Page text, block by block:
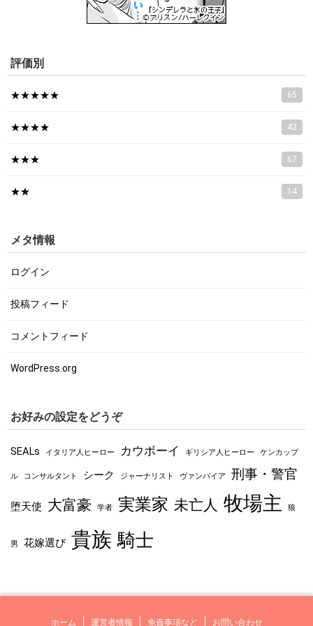
評価別
★★★★★ 65
★★★★ 42
★★★ 67
★★ 14
メタ情報
ログイン
投稿フィード
コメントフィード
WordPress.org
お好みの設定をどうぞ
SEALs イタリア人ヒーロー カウボーイ ギリシア人ヒーロー ケンカップ
ル コンサルタント シーク ジャーナリスト ヴァンパイア 刑事・警官
堕天使 大富豪 学者 実業家 未亡人 牧場主 狼
男 花嫁選び 貴族 騎士
ホーム 運営者情報 免責事項など お問い合わせ